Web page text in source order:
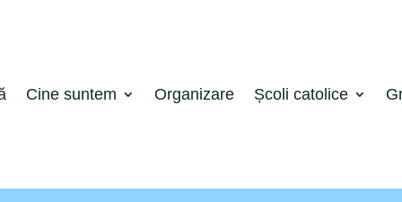
Cine suntem Organizare Școli catolice